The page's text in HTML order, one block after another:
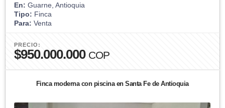
En: Guarne, Antioquia
Tipo: Finca
Para: Venta
PRECIO:
$950.000.000 COP
Finca moderna con piscina en Santa Fe de Antioquia